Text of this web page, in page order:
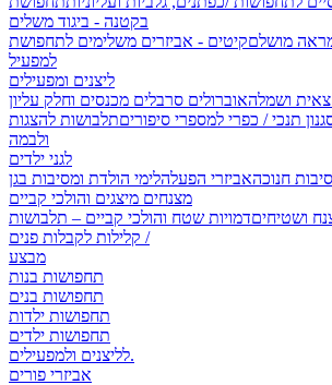
בקטנה - ביגוד משלים
מושלםקיטים - אביזרים משלימים לתחפושת
למפעיל
ליצנים ומפעילים
ושמלהאוברולים סרבלים מכנסים וחלק עליון
תנכי / כפרי למספרי סיפוריםתלבושות להצגות
ולבמה
לגני ילדים
חנוכהאביזרי הפעלהלימי הולדת ומסיבות בגן
מצנחים מיצגים והולכי קביים
ושטיחיםדמויות שטח והולכי קביים – תלבושות
קלילות לקבלות פנים /
מבצע
תחפושות בנות
תחפושות בנים
תחפושות ילדות
תחפושות ילדים
לליצנים ולמפעילים.
אביזרי פורים